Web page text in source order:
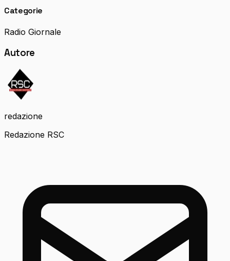
Categorie
Radio Giornale
Autore
redazione
Redazione RSC